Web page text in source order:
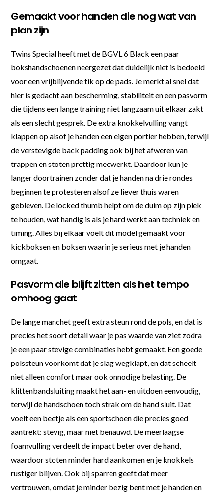
Gemaakt voor handen die nog wat van
plan zijn
Twins Special heeft met de BGVL 6 Black een paar
bokshandschoenen neergezet dat duidelijk niet is bedoeld
voor een vrijblijvende tik op de pads. Je merkt al snel dat
hier is gedacht aan bescherming, stabiliteit en een pasvorm
die tijdens een lange training niet langzaam uit elkaar zakt
als een slecht gesprek. De extra knokkelvulling vangt
klappen op alsof je handen een eigen portier hebben, terwijl
de verstevigde back padding ook bij het afweren van
trappen en stoten prettig meewerkt. Daardoor kun je
langer doortrainen zonder dat je handen na drie rondes
beginnen te protesteren alsof ze liever thuis waren
gebleven. De locked thumb helpt om de duim op zijn plek
te houden, wat handig is als je hard werkt aan techniek en
timing. Alles bij elkaar voelt dit model gemaakt voor
kickboksen en boksen waarin je serieus met je handen
omgaat.
Pasvorm die blijft zitten als het tempo
omhoog gaat
De lange manchet geeft extra steun rond de pols, en dat is
precies het soort detail waar je pas waarde van ziet zodra
je een paar stevige combinaties hebt gemaakt. Een goede
polssteun voorkomt dat je slag wegklapt, en dat scheelt
niet alleen comfort maar ook onnodige belasting. De
klittenbandsluiting maakt het aan- en uitdoen eenvoudig,
terwijl de handschoen toch strak om de hand sluit. Dat
voelt een beetje als een sportschoen die precies goed
aantrekt: stevig, maar niet benauwd. De meerlaagse
foamvulling verdeelt de impact beter over de hand,
waardoor stoten minder hard aankomen en je knokkels
rustiger blijven. Ook bij sparren geeft dat meer
vertrouwen, omdat je minder bezig bent met je handen en